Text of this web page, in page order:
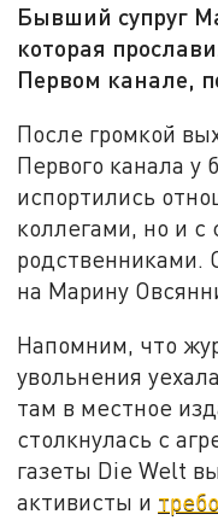
Бывший супруг
которая
Первом канале,
После громкой
Первого канала у
испортились
коллегами, но и с
родственниками.
на Марину
Напомним, что
увольнения
там в местное
столкнулась с
газеты Die Welt
активисты и